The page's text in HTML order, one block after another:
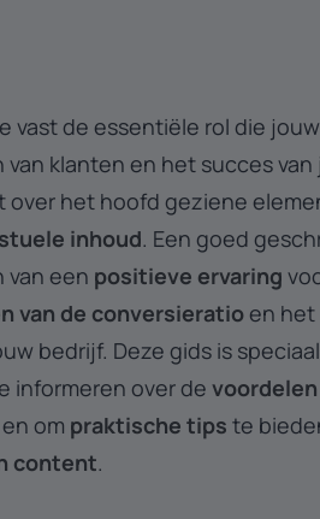
vast de essentiële rol die
klanten en het succes van
over het hoofd geziene
inhoud. Een goed
van een positieve ervaring
van de conversieratio en het
bedrijf. Deze gids is
informeren over de
om praktische tips te
content.